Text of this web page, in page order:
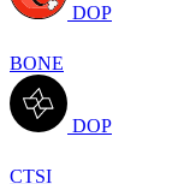
DOP
BONE
DOP
CTSI